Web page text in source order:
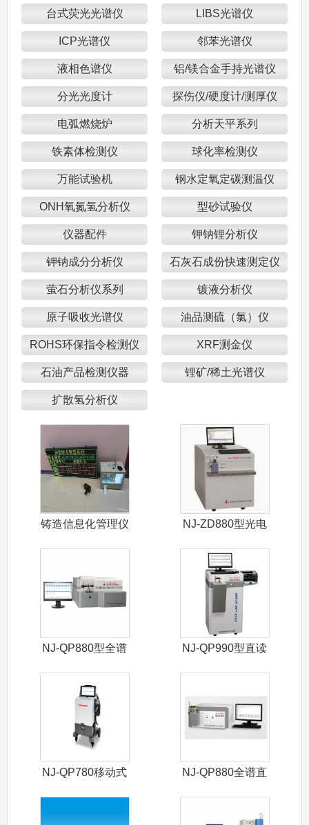
台式荧光光谱仪 LIBS光谱仪
ICP光谱仪 邻苯光谱仪
液相色谱仪 铝/镁合金手持光谱仪
分光光度计 探伤仪/硬度计/测厚仪
电弧燃烧炉 分析天平系列
铁素体检测仪 球化率检测仪
万能试验机 钢水定氧定碳测温仪
ONH氧氮氢分析仪 型砂试验仪
仪器配件 钾钠锂分析仪
钾钠成分分析仪 石灰石成份快速测定仪
萤石分析仪系列 镀液分析仪
原子吸收光谱仪 油品测硫（氯）仪
ROHS环保指令检测仪 XRF测金仪
石油产品检测仪器 锂矿/稀土光谱仪
扩散氢分析仪
铸造信息化管理仪
NJ-ZD880型光电
NJ-QP880型全谱
NJ-QP990型直读
NJ-QP780移动式
NJ-QP880全谱直